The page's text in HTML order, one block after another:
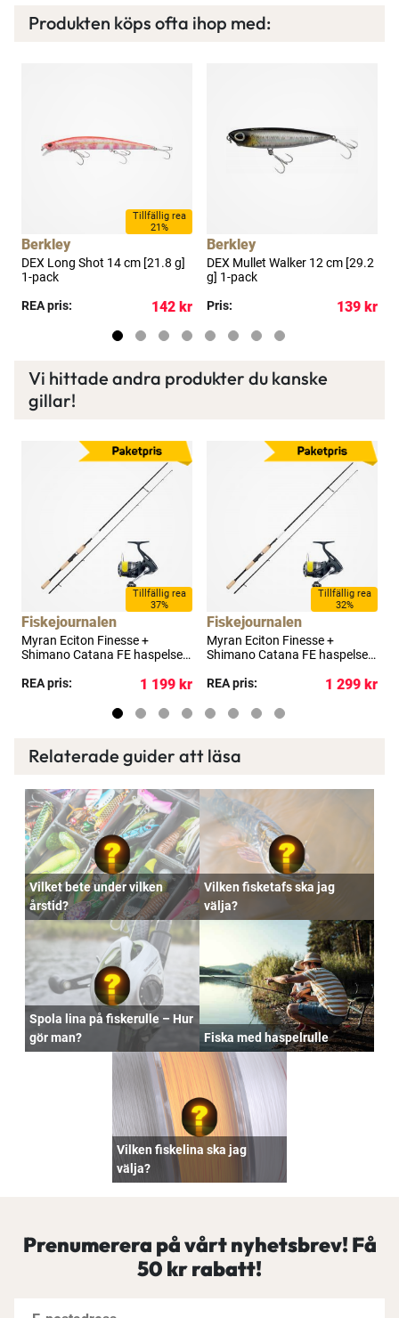
Produkten köps ofta ihop med:
Tillfällig rea
21%
Berkley
DEX Long Shot 14 cm [21.8 g]
1-pack
REA pris:
142 kr
Berkley
DEX Mullet Walker 12 cm [29.2
g] 1-pack
Pris:
139 kr
Vi hittade andra produkter du kanske
gillar!
Tillfällig rea
37%
Fiskejournalen
Myran Eciton Finesse +
Shimano Catana FE haspelset
REA pris:
1 199 kr
Tillfällig rea
32%
Fiskejournalen
Myran Eciton Finesse +
Shimano Catana FE haspelset
REA pris:
1 299 kr
Relaterade guider att läsa
Vilket bete under vilken
årstid?
Vilken fisketafs ska jag
välja?
Spola lina på fiskerulle – Hur
gör man?
Fiska med haspelrulle
Vilken fiskelina ska jag
välja?
Prenumerera på vårt nyhetsbrev! Få
50 kr rabatt!